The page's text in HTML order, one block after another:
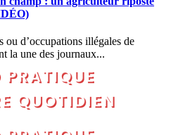
ou d’occupations illégales de
la une des journaux...